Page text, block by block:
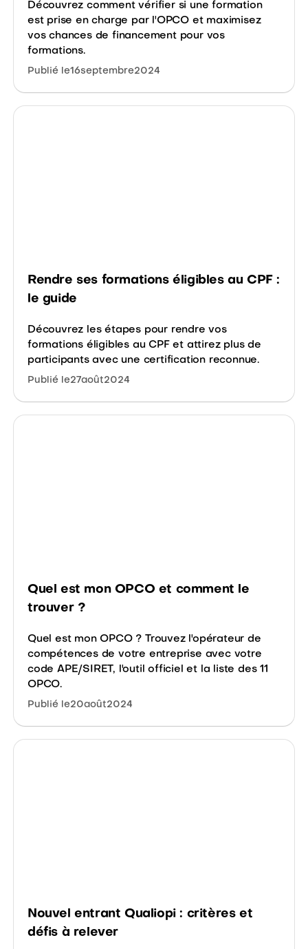
Découvrez comment vérifier si une formation
est prise en charge par l'OPCO et maximisez
vos chances de financement pour vos
formations.
Publié le16septembre2024
Rendre ses formations éligibles au CPF :
le guide
Découvrez les étapes pour rendre vos
formations éligibles au CPF et attirez plus de
participants avec une certification reconnue.
Publié le27août2024
Quel est mon OPCO et comment le
trouver ?
Quel est mon OPCO ? Trouvez l'opérateur de
compétences de votre entreprise avec votre
code APE/SIRET, l'outil officiel et la liste des 11
OPCO.
Publié le20août2024
Nouvel entrant Qualiopi : critères et
défis à relever